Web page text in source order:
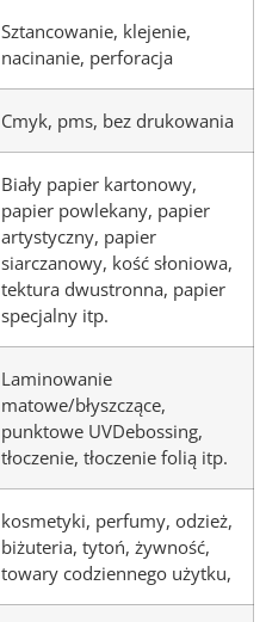
Sztancowanie, klejenie,
nacinanie, perforacja
Cmyk, pms, bez drukowania
Biały papier kartonowy,
papier powlekany, papier
artystyczny, papier
siarczanowy, kość słoniowa,
tektura dwustronna, papier
specjalny itp.
Laminowanie
matowe/błyszczące,
punktowe UVDebossing,
tłoczenie, tłoczenie folią itp.
kosmetyki, perfumy, odzież,
biżuteria, tytoń, żywność,
towary codziennego użytku,